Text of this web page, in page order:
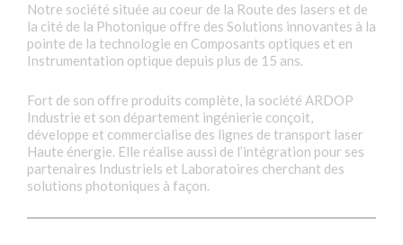
Notre société située au coeur de la Route des lasers et de
la cité de la Photonique offre des Solutions innovantes à la
pointe de la technologie en Composants optiques et en
Instrumentation optique depuis plus de 15 ans.
Fort de son offre produits complète, la société ARDOP
Industrie et son département ingénierie conçoit,
développe et commercialise des lignes de transport laser
Haute énergie. Elle réalise aussi de l’intégration pour ses
partenaires Industriels et Laboratoires cherchant des
solutions photoniques à façon.